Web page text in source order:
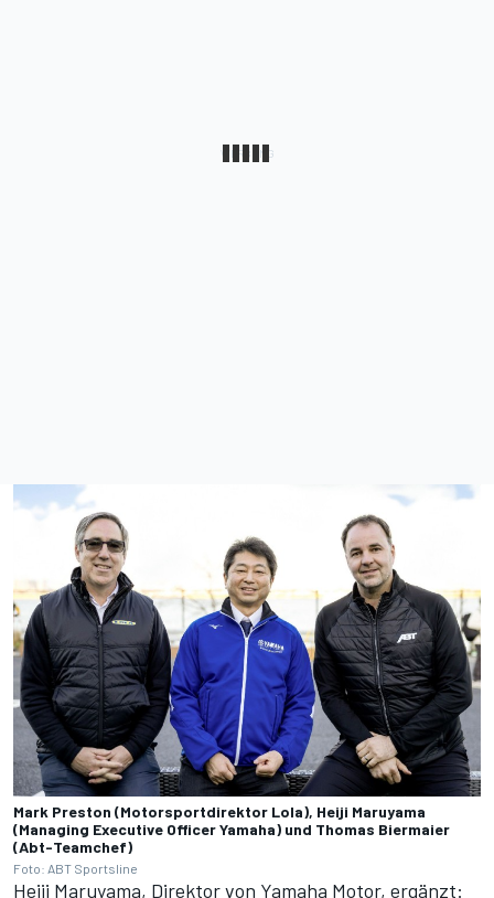
Mark Preston (Motorsportdirektor Lola), Heiji Maruyama
(Managing Executive Officer Yamaha) und Thomas Biermaier
(Abt-Teamchef)
Foto: ABT Sportsline
Heiji Maruyama, Direktor von Yamaha Motor, ergänzt: